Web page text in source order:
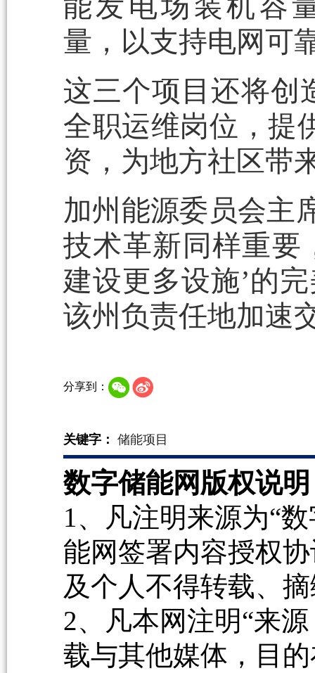
能发电场装机容
量，以支持电网可
这三个项目还将创
全职运维岗位，提
资，为地方社区带
加州能源委员会主
技术革新同样重要
建设更多设施’的
该州负责任地加速
分享到：
关键字： 储能项目
数字储能网版权说
1、凡注明来源为“
能网签署内容授权
及个人不得转载、
2、凡本网注明“来
载与其他媒体，目